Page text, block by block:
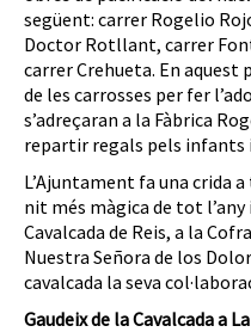
següent: carrer Rogelio
Doctor Rotllant, carrer
carrer Crehueta. En aquest
de les carrosses per fer
s’adreçaran a la Fàbrica
repartir regals pels infants
L’Ajuntament fa una crida
nit més màgica de tot l’any
Cavalcada de Reis, a la
Nuestra Señora de los
cavalcada la seva
Gaudeix de la Cavalcada a